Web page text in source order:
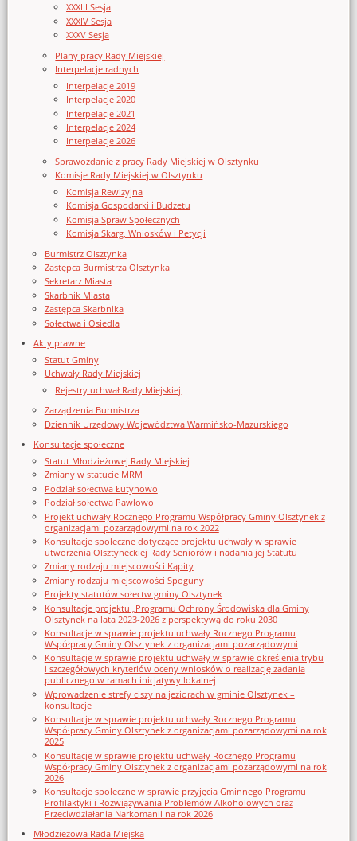
XXXIII Sesja
XXXIV Sesja
XXXV Sesja
Plany pracy Rady Miejskiej
Interpelacje radnych
Interpelacje 2019
Interpelacje 2020
Interpelacje 2021
Interpelacje 2024
Interpelacje 2026
Sprawozdanie z pracy Rady Miejskiej w Olsztynku
Komisje Rady Miejskiej w Olsztynku
Komisja Rewizyjna
Komisja Gospodarki i Budżetu
Komisja Spraw Społecznych
Komisja Skarg, Wniosków i Petycji
Burmistrz Olsztynka
Zastępca Burmistrza Olsztynka
Sekretarz Miasta
Skarbnik Miasta
Zastępca Skarbnika
Sołectwa i Osiedla
Akty prawne
Statut Gminy
Uchwały Rady Miejskiej
Rejestry uchwał Rady Miejskiej
Zarządzenia Burmistrza
Dziennik Urzędowy Województwa Warmińsko-Mazurskiego
Konsultacje społeczne
Statut Młodzieżowej Rady Miejskiej
Zmiany w statucie MRM
Podział sołectwa Łutynowo
Podział sołectwa Pawłowo
Projekt uchwały Rocznego Programu Współpracy Gminy Olsztynek z
organizacjami pozarządowymi na rok 2022
Konsultacje społeczne dotyczące projektu uchwały w sprawie
utworzenia Olsztyneckiej Rady Seniorów i nadania jej Statutu
Zmiany rodzaju miejscowości Kąpity
Zmiany rodzaju miejscowości Spoguny
Projekty statutów sołectw gminy Olsztynek
Konsultacje projektu „Programu Ochrony Środowiska dla Gminy
Olsztynek na lata 2023-2026 z perspektywą do roku 2030
Konsultacje w sprawie projektu uchwały Rocznego Programu
Współpracy Gminy Olsztynek z organizacjami pozarządowymi
Konsultacje w sprawie projektu uchwały w sprawie określenia trybu
i szczegółowych kryteriów oceny wniosków o realizację zadania
publicznego w ramach inicjatywy lokalnej
Wprowadzenie strefy ciszy na jeziorach w gminie Olsztynek –
konsultacje
Konsultacje w sprawie projektu uchwały Rocznego Programu
Współpracy Gminy Olsztynek z organizacjami pozarządowymi na rok
2025
Konsultacje w sprawie projektu uchwały Rocznego Programu
Współpracy Gminy Olsztynek z organizacjami pozarządowymi na rok
2026
Konsultacje społeczne w sprawie przyjęcia Gminnego Programu
Profilaktyki i Rozwiązywania Problemów Alkoholowych oraz
Przeciwdziałania Narkomanii na rok 2026
Młodzieżowa Rada Miejska